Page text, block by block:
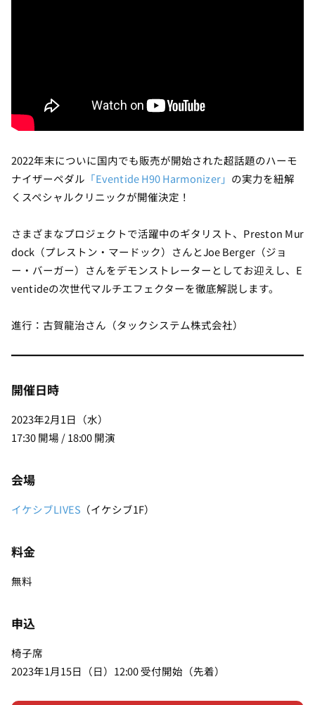
2022年末についに国内でも販売が開始された超話題のハーモ
ナイザーペダル 「Eventide H90 Harmonizer」 の実力を紐解
くスペシャルクリニックが開催決定！
さまざまなプロジェクトで活躍中のギタリスト、Preston Mur
dock（プレストン・マードック）さんとJoe Berger（ジョ
ー・バーガー）さんをデモンストレーターとしてお迎えし、E
ventideの次世代マルチエフェクターを徹底解説します。
進行：古賀龍治さん（タックシステム株式会社）
開催日時
2023年2月1日（水）
17:30 開場 / 18:00 開演
会場
イケシブLIVES（イケシブ1F）
料金
無料
申込
椅子席
2023年1月15日（日）12:00 受付開始（先着）